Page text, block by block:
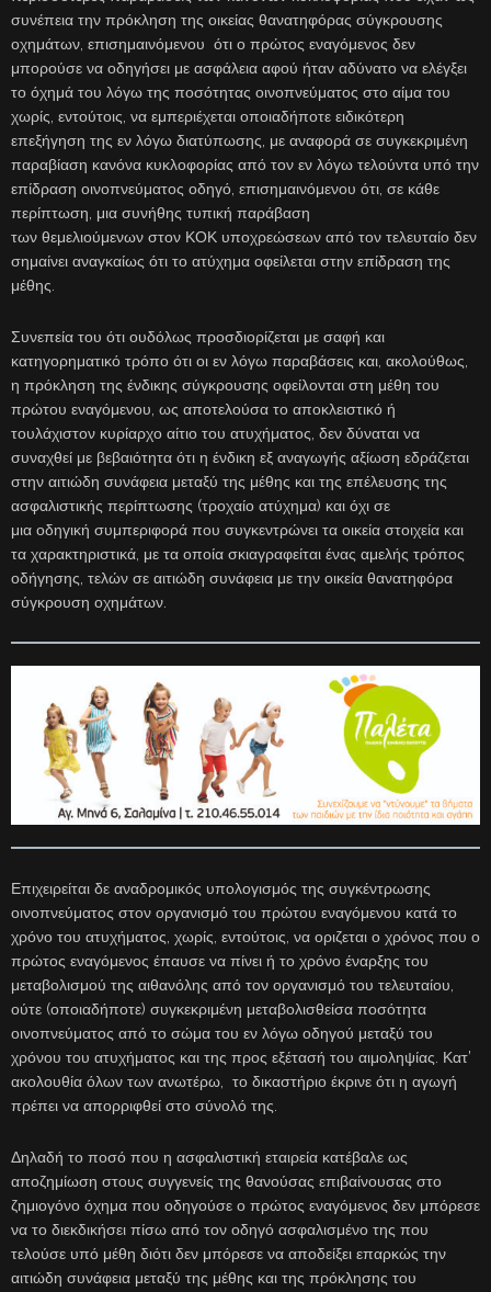
συνέπεια την πρόκληση της οικείας θανατηφόρας σύγκρουσης
οχημάτων, επισημαινόμενου ότι ο πρώτος εναγόμενος δεν
μπορούσε να οδηγήσει με ασφάλεια αφού ήταν αδύνατο να ελέγξει
το όχημά του λόγω της ποσότητας οινοπνεύματος στο αίμα του
χωρίς, εντούτοις, να εμπεριέχεται οποιαδήποτε ειδικότερη
επεξήγηση της εν λόγω διατύπωσης, με αναφορά σε συγκεκριμένη
παραβίαση κανόνα κυκλοφορίας από τον εν λόγω τελούντα υπό την
επίδραση οινοπνεύματος οδηγό, επισημαινόμενου ότι, σε κάθε
περίπτωση, μια συνήθης τυπική παράβαση
των θεμελιούμενων στον ΚΟΚ υποχρεώσεων από τον τελευταίο δεν
σημαίνει αναγκαίως ότι το ατύχημα οφείλεται στην επίδραση της
μέθης.
Συνεπεία του ότι ουδόλως προσδιορίζεται με σαφή και
κατηγορηματικό τρόπο ότι οι εν λόγω παραβάσεις και, ακολούθως,
η πρόκληση της ένδικης σύγκρουσης οφείλονται στη μέθη του
πρώτου εναγόμενου, ως αποτελούσα το αποκλειστικό ή
τουλάχιστον κυρίαρχο αίτιο του ατυχήματος, δεν δύναται να
συναχθεί με βεβαιότητα ότι η ένδικη εξ αναγωγής αξίωση εδράζεται
στην αιτιώδη συνάφεια μεταξύ της μέθης και της επέλευσης της
ασφαλιστικής περίπτωσης (τροχαίο ατύχημα) και όχι σε
μια οδηγική συμπεριφορά που συγκεντρώνει τα οικεία στοιχεία και
τα χαρακτηριστικά, με τα οποία σκιαγραφείται ένας αμελής τρόπος
οδήγησης, τελών σε αιτιώδη συνάφεια με την οικεία θανατηφόρα
σύγκρουση οχημάτων.
Επιχειρείται δε αναδρομικός υπολογισμός της συγκέντρωσης
οινοπνεύματος στον οργανισμό του πρώτου εναγόμενου κατά το
χρόνο του ατυχήματος, χωρίς, εντούτοις, να οριζεται ο χρόνος που ο
πρώτος εναγόμενος έπαυσε να πίνει ή το χρόνο έναρξης του
μεταβολισμού της αιθανόλης από τον οργανισμό του τελευταίου,
ούτε (οποιαδήποτε) συγκεκριμένη μεταβολισθείσα ποσότητα
οινοπνεύματος από το σώμα του εν λόγω οδηγού μεταξύ του
χρόνου του ατυχήματος και της προς εξέτασή του αιμοληψίας. Κατ’
ακολουθία όλων των ανωτέρω, το δικαστήριο έκρινε ότι η αγωγή
πρέπει να απορριφθεί στο σύνολό της.
Δηλαδή το ποσό που η ασφαλιστική εταιρεία κατέβαλε ως
αποζημίωση στους συγγενείς της θανούσας επιβαίνουσας στο
ζημιογόνο όχημα που οδηγούσε ο πρώτος εναγόμενος δεν μπόρεσε
να το διεκδικήσει πίσω από τον οδηγό ασφαλισμένο της που
τελούσε υπό μέθη διότι δεν μπόρεσε να αποδείξει επαρκώς την
αιτιώδη συνάφεια μεταξύ της μέθης και της πρόκλησης του